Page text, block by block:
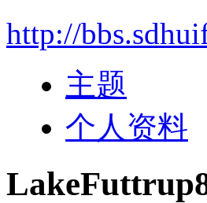
http://
主题
个人资料